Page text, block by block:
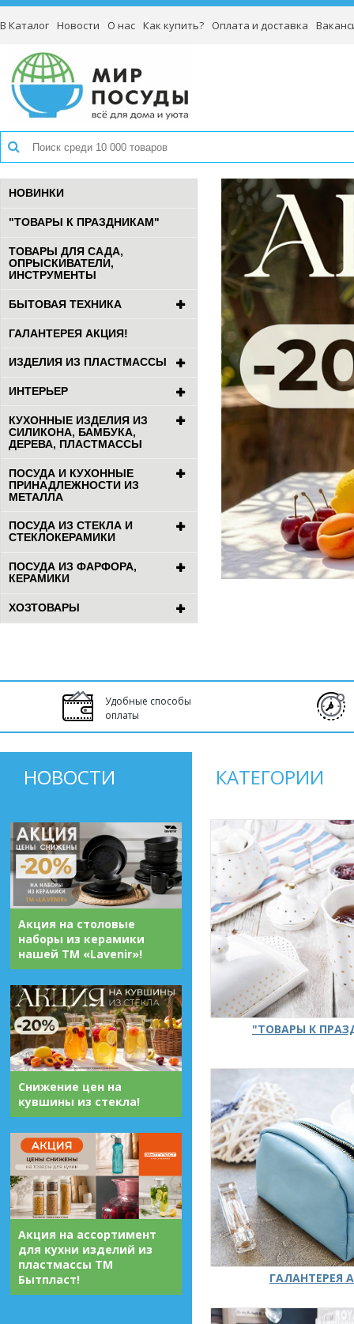
В Каталог Новости О нас Как купить? Оплата и доставка
НОВИНКИ
"ТОВАРЫ К ПРАЗДНИКАМ"
ТОВАРЫ ДЛЯ САДА,
ОПРЫСКИВАТЕЛИ,
ИНСТРУМЕНТЫ
БЫТОВАЯ ТЕХНИКА
ГАЛАНТЕРЕЯ АКЦИЯ!
ИЗДЕЛИЯ ИЗ ПЛАСТМАССЫ
ИНТЕРЬЕР
КУХОННЫЕ ИЗДЕЛИЯ ИЗ
СИЛИКОНА, БАМБУКА,
ДЕРЕВА, ПЛАСТМАССЫ
ПОСУДА И КУХОННЫЕ
ПРИНАДЛЕЖНОСТИ ИЗ
МЕТАЛЛА
ПОСУДА ИЗ СТЕКЛА И
СТЕКЛОКЕРАМИКИ
ПОСУДА ИЗ ФАРФОРА,
КЕРАМИКИ
ХОЗТОВАРЫ
Удобные способы
оплаты
НОВОСТИ
Акция на столовые
наборы из керамики
нашей ТМ «Lavenir»!
Снижение цен на
кувшины из стекла!
Акция на ассортимент
для кухни изделий из
пластмассы ТМ
Бытпласт!
КАТЕГОРИИ
"ТОВАРЫ К
ГАЛАНТЕРЕЯ